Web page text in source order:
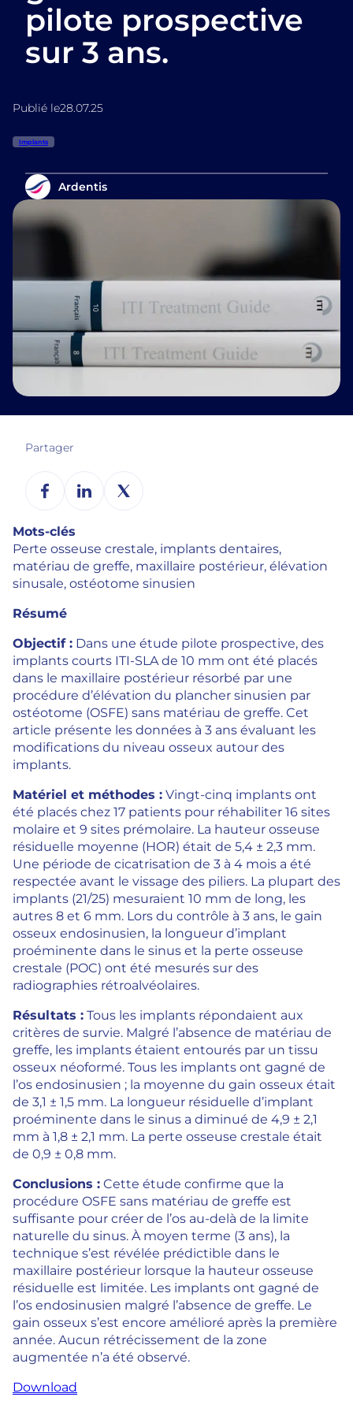
pilote prospective
sur 3 ans.
Publié le28.07.25
Implants
Ardentis
Partager
Mots-clés
Perte osseuse crestale, implants dentaires,
matériau de greffe, maxillaire postérieur, élévation
sinusale, ostéotome sinusien
Résumé
Objectif : Dans une étude pilote prospective, des
implants courts ITI-SLA de 10 mm ont été placés
dans le maxillaire postérieur résorbé par une
procédure d’élévation du plancher sinusien par
ostéotome (OSFE) sans matériau de greffe. Cet
article présente les données à 3 ans évaluant les
modifications du niveau osseux autour des
implants.
Matériel et méthodes : Vingt-cinq implants ont
été placés chez 17 patients pour réhabiliter 16 sites
molaire et 9 sites prémolaire. La hauteur osseuse
résiduelle moyenne (HOR) était de 5,4 ± 2,3 mm.
Une période de cicatrisation de 3 à 4 mois a été
respectée avant le vissage des piliers. La plupart des
implants (21/25) mesuraient 10 mm de long, les
autres 8 et 6 mm. Lors du contrôle à 3 ans, le gain
osseux endosinusien, la longueur d’implant
proéminente dans le sinus et la perte osseuse
crestale (POC) ont été mesurés sur des
radiographies rétroalvéolaires.
Résultats : Tous les implants répondaient aux
critères de survie. Malgré l’absence de matériau de
greffe, les implants étaient entourés par un tissu
osseux néoformé. Tous les implants ont gagné de
l’os endosinusien ; la moyenne du gain osseux était
de 3,1 ± 1,5 mm. La longueur résiduelle d’implant
proéminente dans le sinus a diminué de 4,9 ± 2,1
mm à 1,8 ± 2,1 mm. La perte osseuse crestale était
de 0,9 ± 0,8 mm.
Conclusions : Cette étude confirme que la
procédure OSFE sans matériau de greffe est
suffisante pour créer de l’os au-delà de la limite
naturelle du sinus. À moyen terme (3 ans), la
technique s’est révélée prédictible dans le
maxillaire postérieur lorsque la hauteur osseuse
résiduelle est limitée. Les implants ont gagné de
l’os endosinusien malgré l’absence de greffe. Le
gain osseux s’est encore amélioré après la première
année. Aucun rétrécissement de la zone
augmentée n’a été observé.
Download